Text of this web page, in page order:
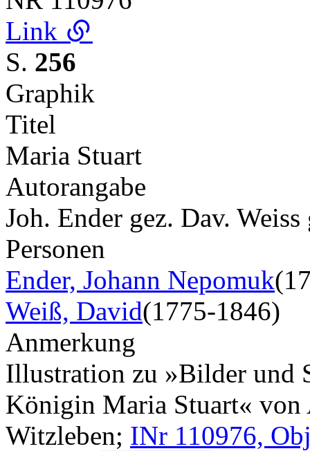
Link
S. 256
Graphik
Titel
Maria Stuart
Autorangabe
Joh. Ender gez. Dav.
Personen
Ender, Johann Nepomuk
Weiß, David(1775-1846)
Anmerkung
Illustration zu »Bilder und
Königin Maria Stuart«
Witzleben; INr 110976,